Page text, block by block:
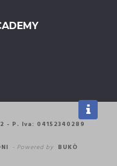
- P. Iva: 04152340289
- Powered by BUKÒ